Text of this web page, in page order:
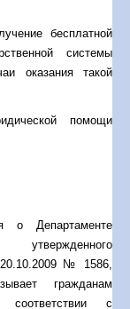
бесплатной
системы
оказания такой
помощи
о Департаменте
утвержденного
20.10.2009 № 1586,
гражданам
с